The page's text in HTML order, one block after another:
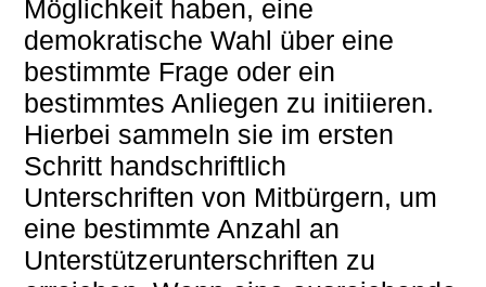
Möglichkeit haben, eine
demokratische Wahl über eine
bestimmte Frage oder ein
bestimmtes Anliegen zu initiieren.
Hierbei sammeln sie im ersten
Schritt handschriftlich
Unterschriften von Mitbürgern, um
eine bestimmte Anzahl an
Unterstützerunterschriften zu